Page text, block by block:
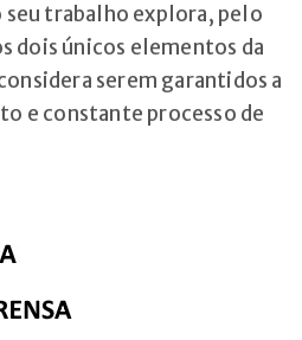
seu trabalho explora, pelo
dois únicos elementos da
serem garantidos a
e constante processo de